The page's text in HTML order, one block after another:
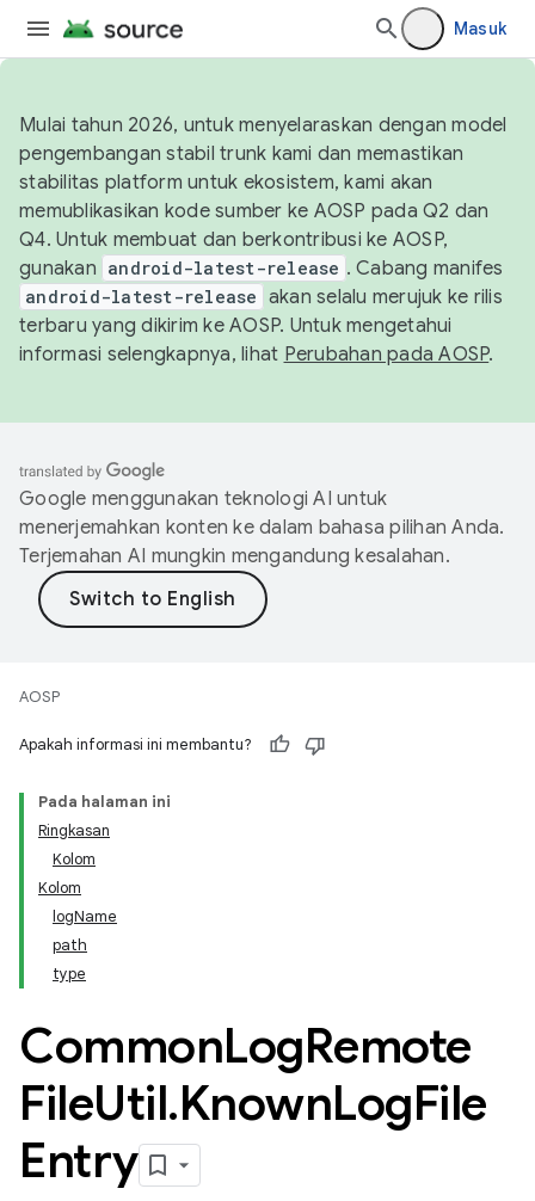
Masuk
Mulai tahun 2026, untuk menyelaraskan dengan model
pengembangan stabil trunk kami dan memastikan
stabilitas platform untuk ekosistem, kami akan
memublikasikan kode sumber ke AOSP pada Q2 dan
Q4. Untuk membuat dan berkontribusi ke AOSP,
gunakan android-latest-release . Cabang manifes
android-latest-release akan selalu merujuk ke rilis
terbaru yang dikirim ke AOSP. Untuk mengetahui
informasi selengkapnya, lihat Perubahan pada AOSP.
Google menggunakan teknologi AI untuk
menerjemahkan konten ke dalam bahasa pilihan Anda.
Terjemahan AI mungkin mengandung kesalahan.
AOSP
Apakah informasi ini membantu?
Pada halaman ini
Ringkasan
Kolom
Kolom
logName
path
type
CommonLogRemote
FileUtil.KnownLogFile
Entry